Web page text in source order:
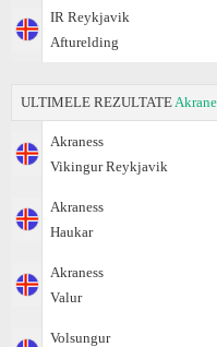
IR Reykjavik
Afturelding
ULTIMELE REZULTATE
Akraness
Vikingur Reykjavik
Akraness
Haukar
Akraness
Valur
Volsungur